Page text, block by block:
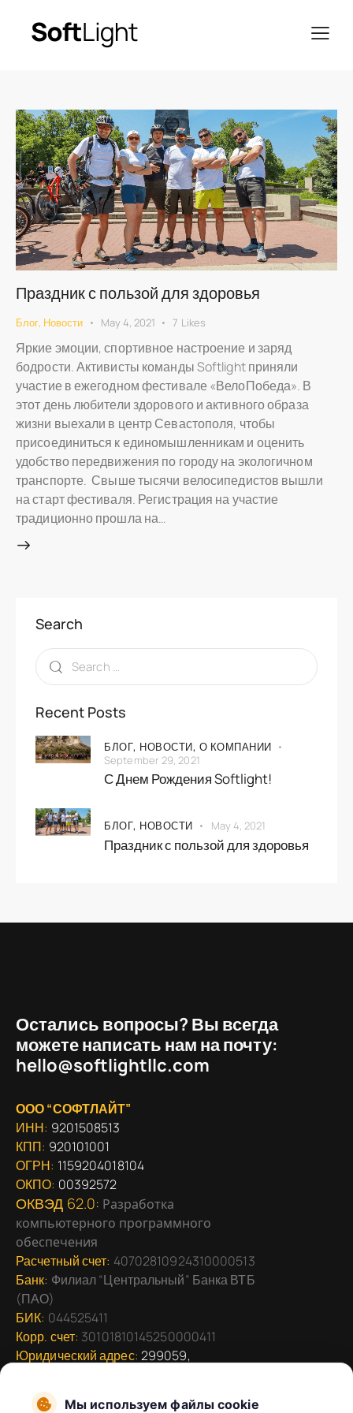
Праздник с пользой для здоровья
Блог, Новости May 4, 2021 7 Likes
Яркие эмоции, спортивное настроение и заряд
бодрости. Активисты команды Softlight приняли
участие в ежегодном фестивале «ВелоПобеда». В
этот день любители здорового и активного образа
жизни выехали в центр Севастополя, чтобы
присоединиться к единомышленникам и оценить
удобство передвижения по городу на экологичном
транспорте. Свыше тысячи велосипедистов вышли
на старт фестиваля. Регистрация на участие
традиционно прошла на…
Search
Recent Posts
БЛОГ, НОВОСТИ, О КОМПАНИИ
September 29, 2021
С Днем Рождения Softlight!
БЛОГ, НОВОСТИ May 4, 2021
Праздник с пользой для здоровья
Остались вопросы? Вы всегда
можете написать нам на почту:
hello@softlightllc.com
ООО “СОФТЛАЙТ”
ИНН: 9201508513
КПП: 920101001
ОГРН: 1159204018104
ОКПО: 00392572
ОКВЭД 62.0: Разработка
компьютерного программного
обеспечения
Расчетный счет: 40702810924310000513
Банк: Филиал “Центральный” Банка ВТБ
(ПАО)
БИК: 044525411
Корр. счет: 30101810145250000411
Юридический адрес: 299059,
дом
Мы используем файлы cookie